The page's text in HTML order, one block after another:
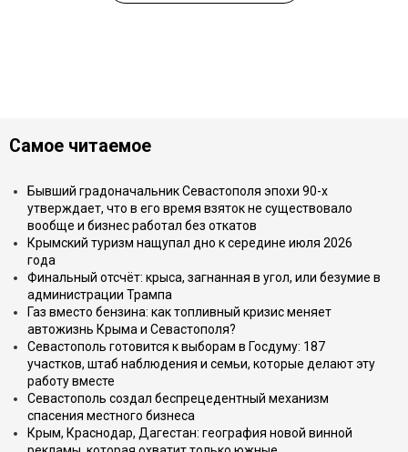
Самое читаемое
Бывший градоначальник Севастополя эпохи 90-х
утверждает, что в его время взяток не существовало
вообще и бизнес работал без откатов
Крымский туризм нащупал дно к середине июля 2026
года
Финальный отсчёт: крыса, загнанная в угол, или безумие в
администрации Трампа
Газ вместо бензина: как топливный кризис меняет
автожизнь Крыма и Севастополя?
Севастополь готовится к выборам в Госдуму: 187
участков, штаб наблюдения и семьи, которые делают эту
работу вместе
Севастополь создал беспрецедентный механизм
спасения местного бизнеса
Крым, Краснодар, Дагестан: география новой винной